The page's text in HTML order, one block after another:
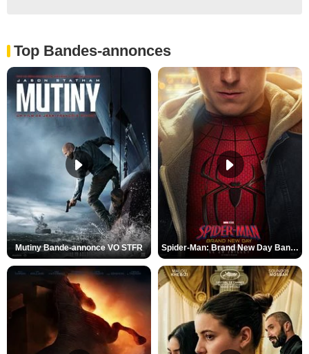
Top Bandes-annonces
Mutiny Bande-annonce VO STFR Spider-Man: Brand New Day Bande-annonce VO STFR